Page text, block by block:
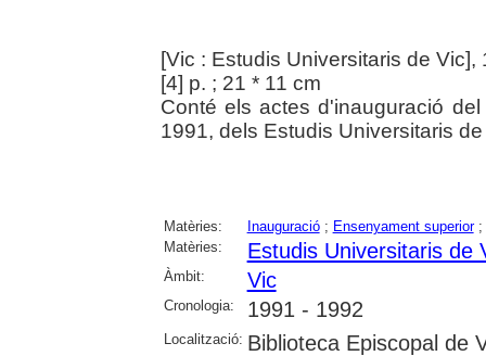
[Vic : Estudis Universitaris de Vic],
[4] p. ; 21 * 11 cm
Conté els actes d'inauguració
1991, dels Estudis Universitaris
Matèries: Inauguració; Ensenyament superior;
Matèries:
Estudis Universitaris de
Àmbit: Vic
Cronologia: 1991 - 1992
Localització: Biblioteca Episcopal de